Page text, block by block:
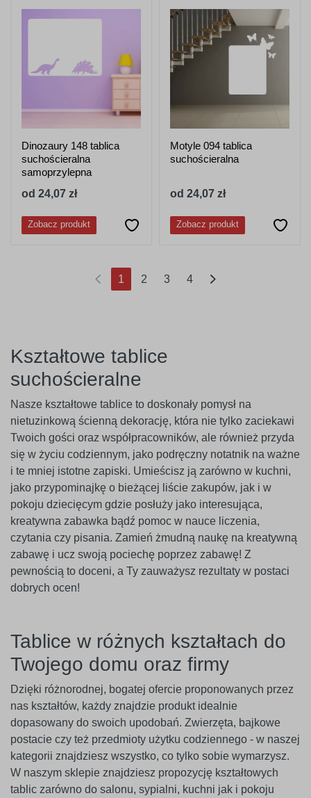
Dinozaury 148 tablica
suchościeralna
samoprzylepna
od 24,07 zł
Zobacz produkt
Motyle 094 tablica
suchościeralna
od 24,07 zł
Zobacz produkt
1 (current)
2 3 4
Kształtowe tablice
suchościeralne
Nasze kształtowe tablice to doskonały pomysł na
nietuzinkową ścienną dekorację, która nie tylko zaciekawi
Twoich gości oraz współpracowników, ale również przyda
się w życiu codziennym, jako podręczny notatnik na ważne
i te mniej istotne zapiski. Umieścisz ją zarówno w kuchni,
jako przypominajkę o bieżącej liście zakupów, jak i w
pokoju dziecięcym gdzie posłuży jako interesująca,
kreatywna zabawka bądź pomoc w nauce liczenia,
czytania czy pisania. Zamień żmudną naukę na kreatywną
zabawę i ucz swoją pociechę poprzez zabawę! Z
pewnością to doceni, a Ty zauważysz rezultaty w postaci
dobrych ocen!
Tablice w różnych kształtach do
Twojego domu oraz firmy
Dzięki różnorodnej, bogatej ofercie proponowanych przez
nas kształtów, każdy znajdzie produkt idealnie
dopasowany do swoich upodobań. Zwierzęta, bajkowe
postacie czy też przedmioty użytku codziennego - w naszej
kategorii znajdziesz wszystko, co tylko sobie wymarzysz.
W naszym sklepie znajdziesz propozycję kształtowych
tablic zarówno do salonu, sypialni, kuchni jak i pokoju